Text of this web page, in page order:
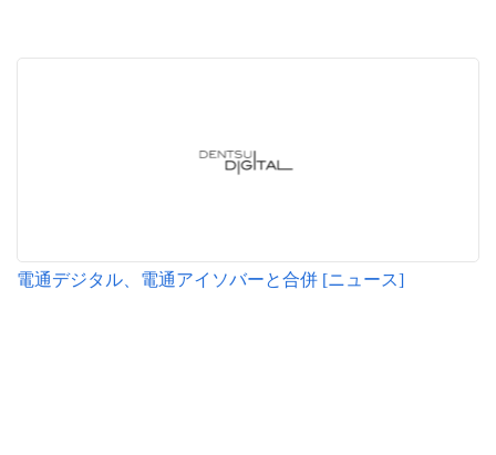
電通デジタル、電通アイソバーと合併 [ニュース]